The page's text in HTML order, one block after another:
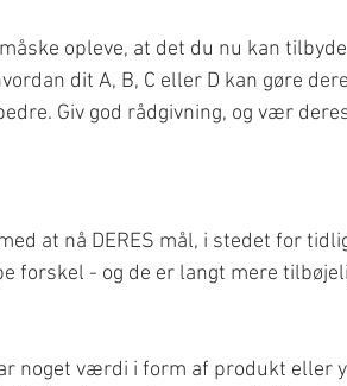
opleve, at det du nu kan
dit A, B, C eller D kan gøre
Giv god rådgivning, og vær
at nå DERES mål, i stedet for
forskel - og de er langt mere
noget værdi i form af produkt eller